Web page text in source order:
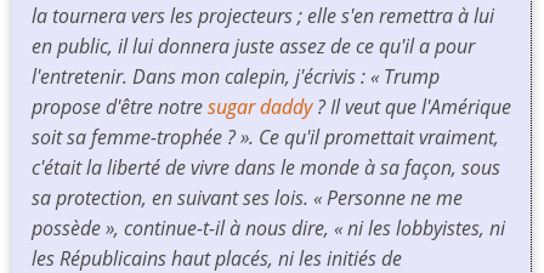
la tournera vers les projecteurs ; elle s'en remettra à lui
en public, il lui donnera juste assez de ce qu'il a pour
l'entretenir. Dans mon calepin, j'écrivis : « Trump
propose d'être notresugar daddy? Il veut que l'Amérique
soit sa femme-trophée ? ». Ce qu'il promettait vraiment,
c'était la liberté de vivre dans le monde à sa façon, sous
sa protection, en suivant ses lois. « Personne ne me
possède », continue-t-il à nous dire, « ni les lobbyistes, ni
les Républicains haut placés, ni les initiés de